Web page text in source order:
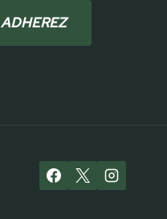
ADHEREZ